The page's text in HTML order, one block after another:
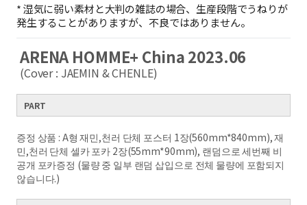
*湿気に弱い素材と大判の雑誌の場合、生産段階でうねりが
発生することがありますが、不良ではありません。
ARENA HOMME+ China 2023.06
(Cover : JAEMIN & CHENLE)
PART
증정 상품 : A형 재민,천러 단체 포스터 1장(560mm*840mm), 재
민,천러 단체 셀카 포카 2장(55mm*90mm), 랜덤으로 세번째 비
공개 포카증정 (물량 중 일부 랜덤 삽입으로 전체 물량에 포함되지
않습니다.)